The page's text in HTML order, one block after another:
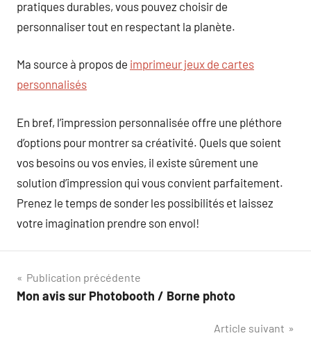
pratiques durables, vous pouvez choisir de
personnaliser tout en respectant la planète.
Ma source à propos de imprimeur jeux de cartes
personnalisés
En bref, l’impression personnalisée offre une pléthore
d’options pour montrer sa créativité. Quels que soient
vos besoins ou vos envies, il existe sûrement une
solution d’impression qui vous convient parfaitement.
Prenez le temps de sonder les possibilités et laissez
votre imagination prendre son envol!
Navigation
de
Publication précédente
Mon avis sur Photobooth / Borne photo
Article suivant